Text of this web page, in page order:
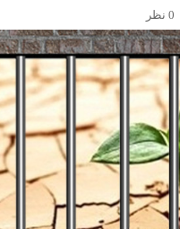
0 نظر